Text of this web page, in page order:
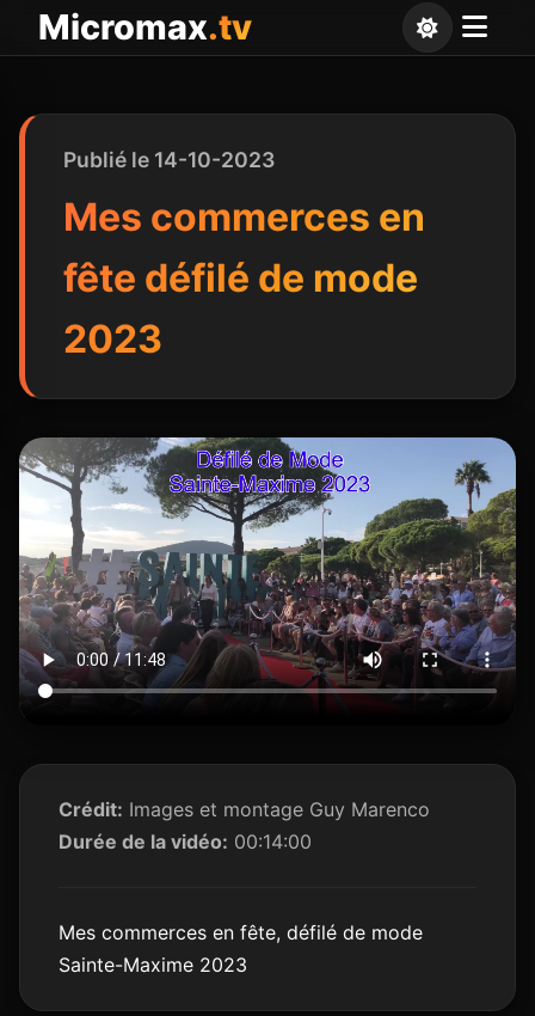
Micromax.tv
Publié le 14-10-2023
Mes commerces en
fête défilé de mode
2023
Crédit: Images et montage Guy Marenco
Durée de la vidéo: 00:14:00
Mes commerces en fête, défilé de mode
Sainte-Maxime 2023
Panneau de gestion des cookies